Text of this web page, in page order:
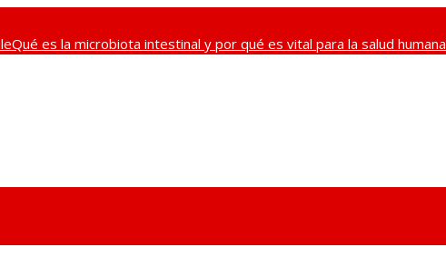
Qué es la microbiota intestinal y por qué es vital para la salud humana